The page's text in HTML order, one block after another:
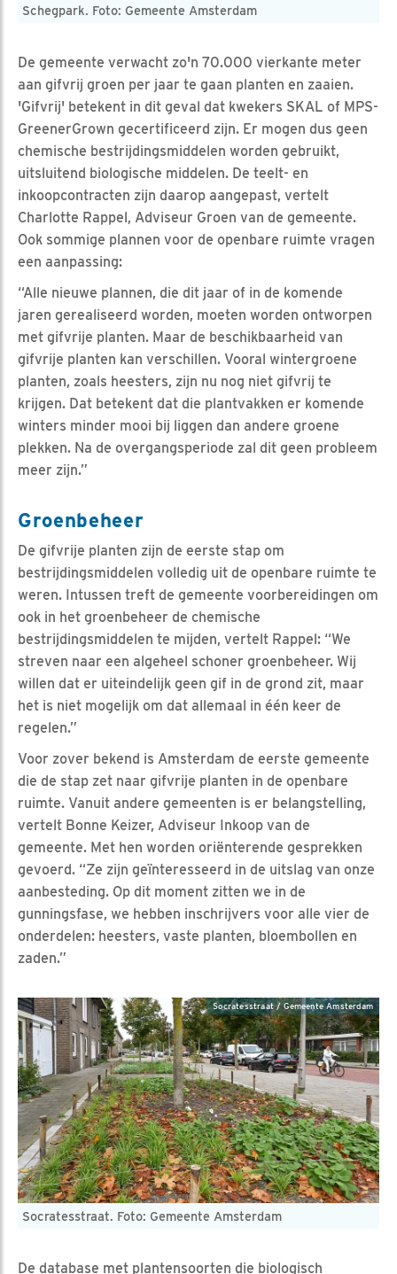
Schegpark. Foto: Gemeente Amsterdam
De gemeente verwacht zo'n 70.000 vierkante meter
aan gifvrij groen per jaar te gaan planten en zaaien.
'Gifvrij' betekent in dit geval dat kwekers SKAL of MPS-
GreenerGrown gecertificeerd zijn. Er mogen dus geen
chemische bestrijdingsmiddelen worden gebruikt,
uitsluitend biologische middelen. De teelt- en
inkoopcontracten zijn daarop aangepast, vertelt
Charlotte Rappel, Adviseur Groen van de gemeente.
Ook sommige plannen voor de openbare ruimte vragen
een aanpassing:
“Alle nieuwe plannen, die dit jaar of in de komende
jaren gerealiseerd worden, moeten worden ontworpen
met gifvrije planten. Maar de beschikbaarheid van
gifvrije planten kan verschillen. Vooral wintergroene
planten, zoals heesters, zijn nu nog niet gifvrij te
krijgen. Dat betekent dat die plantvakken er komende
winters minder mooi bij liggen dan andere groene
plekken. Na de overgangsperiode zal dit geen probleem
meer zijn.”
Groenbeheer
De gifvrije planten zijn de eerste stap om
bestrijdingsmiddelen volledig uit de openbare ruimte te
weren. Intussen treft de gemeente voorbereidingen om
ook in het groenbeheer de chemische
bestrijdingsmiddelen te mijden, vertelt Rappel: “We
streven naar een algeheel schoner groenbeheer. Wij
willen dat er uiteindelijk geen gif in de grond zit, maar
het is niet mogelijk om dat allemaal in één keer de
regelen.”
Voor zover bekend is Amsterdam de eerste gemeente
die de stap zet naar gifvrije planten in de openbare
ruimte. Vanuit andere gemeenten is er belangstelling,
vertelt Bonne Keizer, Adviseur Inkoop van de
gemeente. Met hen worden oriënterende gesprekken
gevoerd. “Ze zijn geïnteresseerd in de uitslag van onze
aanbesteding. Op dit moment zitten we in de
gunningsfase, we hebben inschrijvers voor alle vier de
onderdelen: heesters, vaste planten, bloembollen en
zaden.”
Socratesstraat. Foto: Gemeente Amsterdam
Socratesstraat / Gemeente Amsterdam
De database met plantensoorten die biologisch